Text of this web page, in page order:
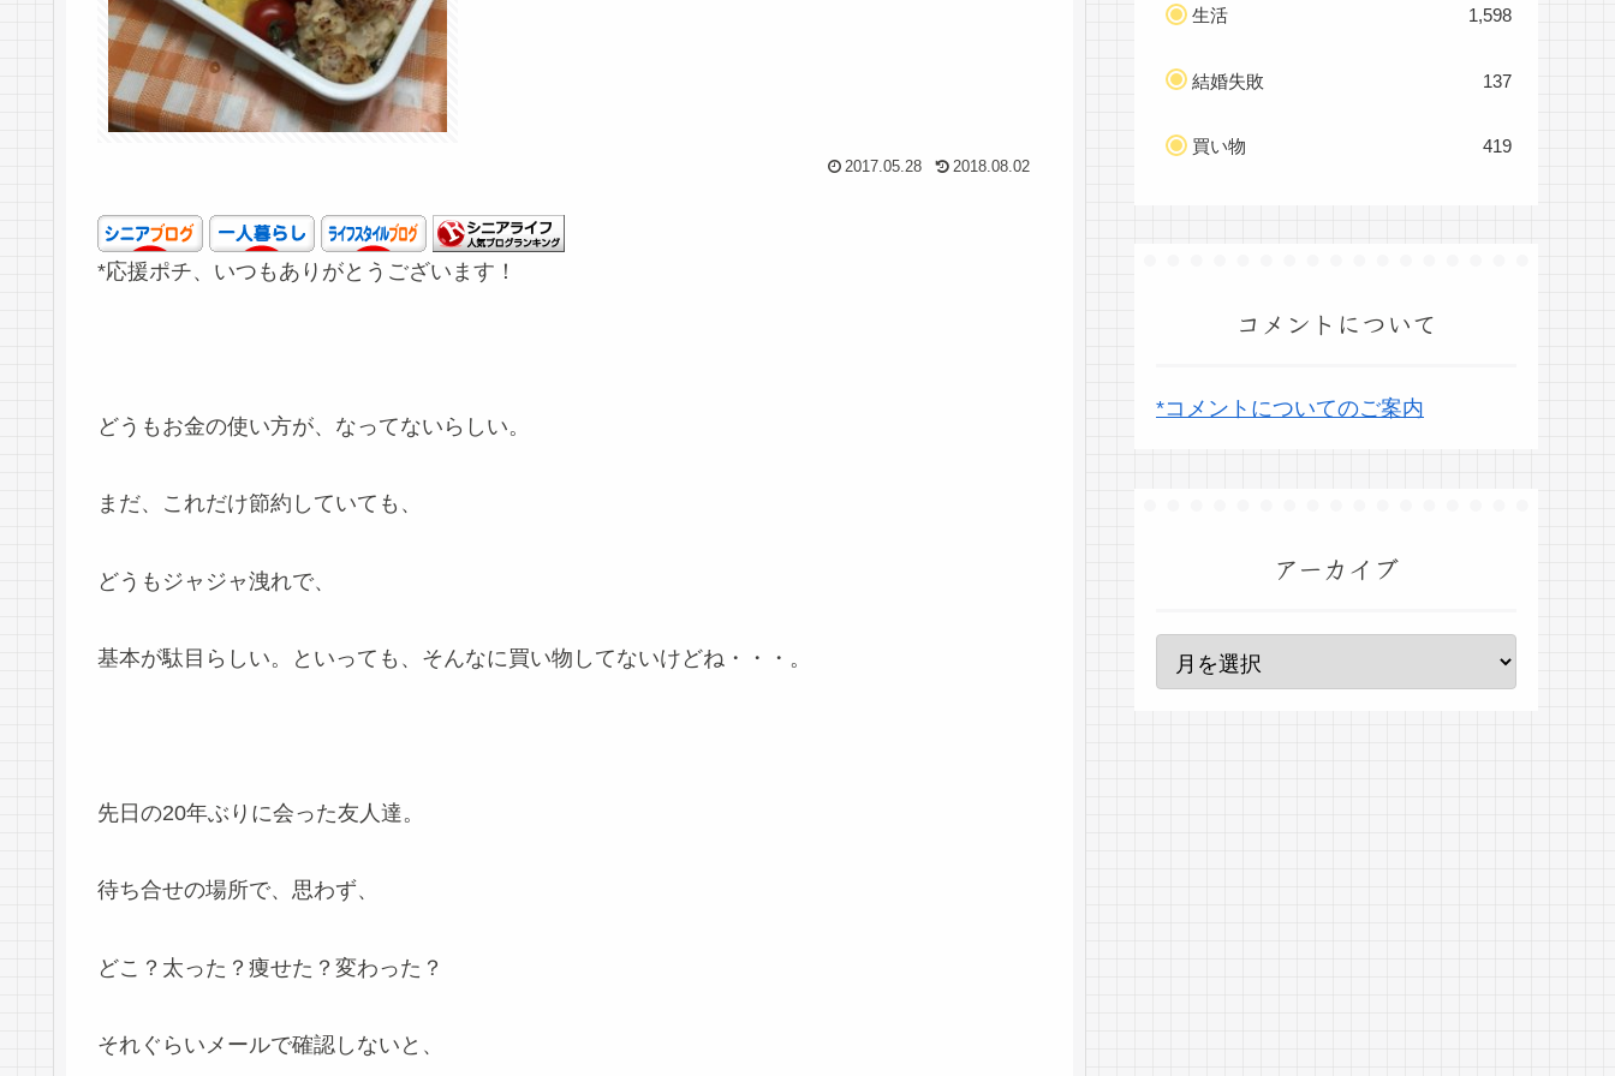
2017.05.28 2018.08.02
*応援ポチ、いつもありがとうございます！
どうもお金の使い方が、なってないらしい。
まだ、これだけ節約していても、
どうもジャジャ洩れで、
基本が駄目らしい。といっても、そんなに買い物してないけどね・・・。
先日の20年ぶりに会った友人達。
待ち合せの場所で、思わず、
どこ？太った？痩せた？変わった？
それぐらいメールで確認しないと、
生活 1,598
結婚失敗 137
買い物 419
コメントについて
*コメントについてのご案内
アーカイブ